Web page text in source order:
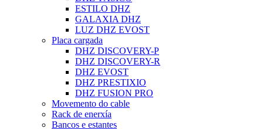
ESTILO DHZ
GALAXIA DHZ
LUZ DHZ EVOST
Placa cargada
DHZ DISCOVERY-P
DHZ DISCOVERY-R
DHZ EVOST
DHZ PRESTIXIO
DHZ FUSION PRO
Movemento do cable
Rack de enerxía
Bancos e estantes